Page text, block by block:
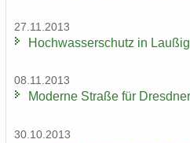
27.11.2013
Hoch­was­ser­schutz in
08.11.2013
Mo­der­ne Stra­ße für
30.10.2013